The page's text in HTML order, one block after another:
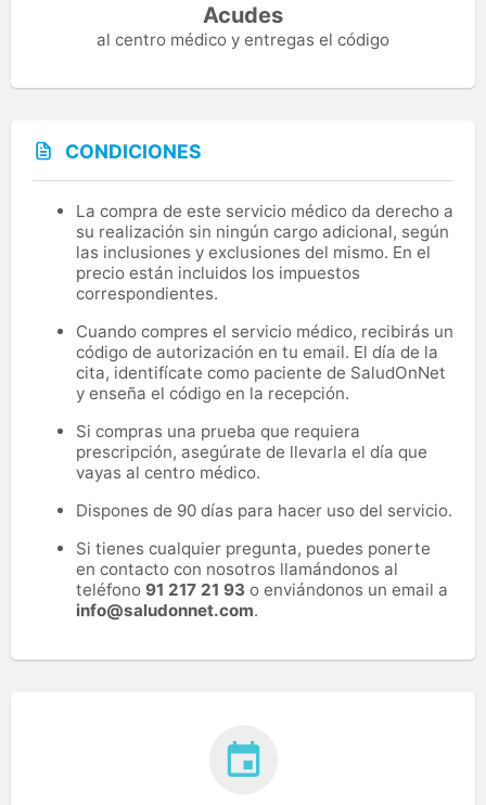
Acudes
al centro médico y entregas el código
CONDICIONES
La compra de este servicio médico da derecho a
su realización sin ningún cargo adicional, según
las inclusiones y exclusiones del mismo. En el
precio están incluidos los impuestos
correspondientes.
Cuando compres el servicio médico, recibirás un
código de autorización en tu email. El día de la
cita, identifícate como paciente de SaludOnNet
y enseña el código en la recepción.
Si compras una prueba que requiera
prescripción, asegúrate de llevarla el día que
vayas al centro médico.
Dispones de 90 días para hacer uso del servicio.
Si tienes cualquier pregunta, puedes ponerte
en contacto con nosotros llamándonos al
teléfono 91 217 21 93 o enviándonos un email a
info@saludonnet.com.